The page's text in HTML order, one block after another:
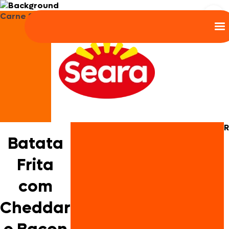
Carne Suína
Batata
Frita
com
Cheddar